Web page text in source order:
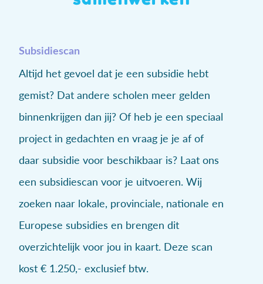
Subsidiescan
Altijd het gevoel dat je een subsidie hebt
gemist? Dat andere scholen meer gelden
binnenkrijgen dan jij? Of heb je een speciaal
project in gedachten en vraag je je af of
daar subsidie voor beschikbaar is? Laat ons
een subsidiescan voor je uitvoeren. Wij
zoeken naar lokale, provinciale, nationale en
Europese subsidies en brengen dit
overzichtelijk voor jou in kaart. Deze scan
kost € 1.250,- exclusief btw.